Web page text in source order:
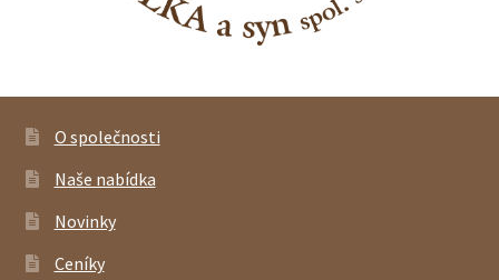
O společnosti
Naše nabídka
Novinky
Ceníky